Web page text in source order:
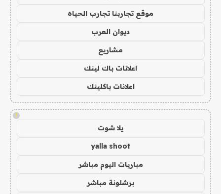
موقع تجاربنا تجارب الحياه
ديوان العرب
مشاريع
اعلانات باك لينك
اعلانات باكلينك
!
يلا شوت
yalla shoot
مباريات اليوم مباشر
برشلونة مباشر